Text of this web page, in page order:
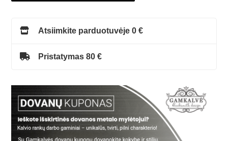
Atsiimkite parduotuvėje 0 €
Pristatymas 80 €